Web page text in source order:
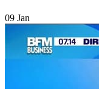
09 Jan